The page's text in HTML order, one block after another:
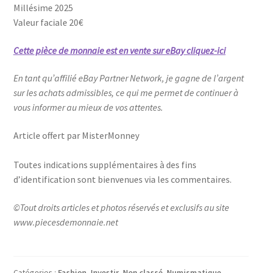
Millésime 2025
Valeur faciale 20€
Cette pièce de monnaie est en vente sur eBay cliquez-ici
En tant qu’affilié eBay Partner Network, je gagne de l’argent
sur les achats admissibles, ce qui me permet de continuer à
vous informer au mieux de vos attentes.
Article offert par MisterMonney
Toutes indications supplémentaires à des fins
d’identification sont bienvenues via les commentaires.
©Tout droits articles et photos réservés et exclusifs au site
www.piecesdemonnaie.net